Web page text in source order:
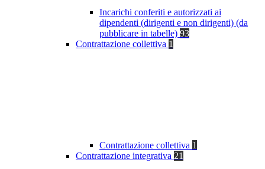
Incarichi conferiti e autorizzati ai
dipendenti (dirigenti e non dirigenti) (da
pubblicare in tabelle) 93
Contrattazione collettiva 1
Contrattazione collettiva 1
Contrattazione integrativa 21